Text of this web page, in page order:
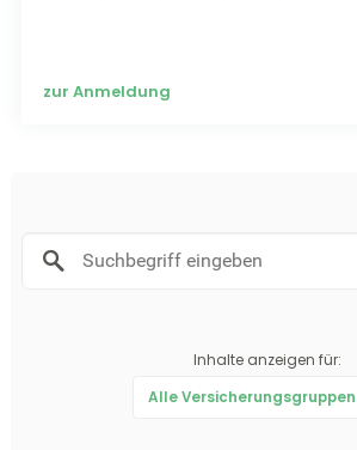
zur Anmeldung
Inhalte anzeigen für:
Alle Versicherungsgruppen